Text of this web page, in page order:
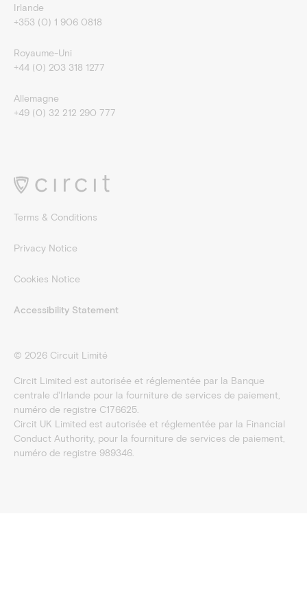
Irlande
+353 (0) 1 906 0818
Royaume-Uni
+44 (0) 203 318 1277
Allemagne
+49 (0) 32 212 290 777
Terms & Conditions
Privacy Notice
Cookies Notice
Accessibility Statement
© 2026Circuit Limité
Circit Limited est autorisée et réglementée par la Banque
centrale d'Irlande pour la fourniture de services de paiement,
numéro de registre C176625.
Circit UK Limited est autorisée et réglementée par la Financial
Conduct Authority, pour la fourniture de services de paiement,
numéro de registre 989346.